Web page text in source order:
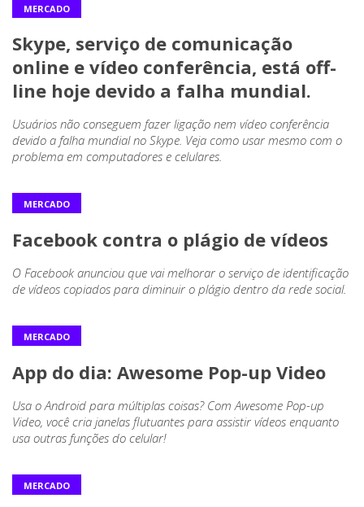
MERCADO
Skype, serviço de comunicação
online e vídeo conferência, está off-
line hoje devido a falha mundial.
Usuários não conseguem fazer ligação nem vídeo conferência
devido a falha mundial no Skype. Veja como usar mesmo com o
problema em computadores e celulares.
MERCADO
Facebook contra o plágio de vídeos
O Facebook anunciou que vai melhorar o serviço de identificação
de vídeos copiados para diminuir o plágio dentro da rede social.
MERCADO
App do dia: Awesome Pop-up Video
Usa o Android para múltiplas coisas? Com Awesome Pop-up
Video, você cria janelas flutuantes para assistir vídeos enquanto
usa outras funções do celular!
MERCADO